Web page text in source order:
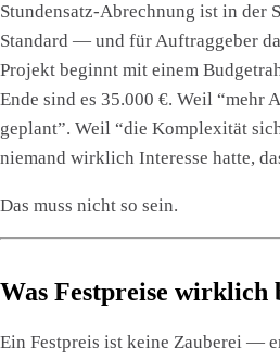
Stundensatz-Abrechnung ist in der
Standard — und für Auftraggeber
Projekt beginnt mit einem
Ende sind es 35.000 €. Weil “mehr
geplant”. Weil “die Komplexität
niemand wirklich Interesse hatte,
Das muss nicht so sein.
Was Festpreise wirklich
Ein Festpreis ist keine Zauberei —